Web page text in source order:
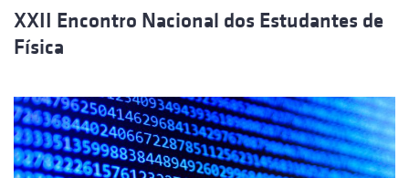
XXII Encontro Nacional dos Estudantes de
Física